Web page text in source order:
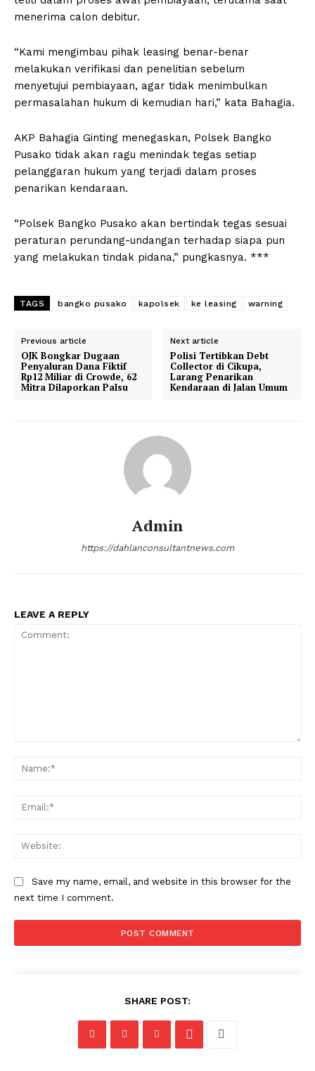
menerima calon debitur.
“Kami mengimbau pihak leasing benar-benar
melakukan verifikasi dan penelitian sebelum
menyetujui pembiayaan, agar tidak menimbulkan
permasalahan hukum di kemudian hari,” kata Bahagia.
AKP Bahagia Ginting menegaskan, Polsek Bangko
Pusako tidak akan ragu menindak tegas setiap
pelanggaran hukum yang terjadi dalam proses
penarikan kendaraan.
“Polsek Bangko Pusako akan bertindak tegas sesuai
peraturan perundang-undangan terhadap siapa pun
yang melakukan tindak pidana,” pungkasnya. ***
TAGS bangko pusako kapolsek ke leasing warning
Previous article
OJK Bongkar Dugaan
Penyaluran Dana Fiktif
Rp12 Miliar di Crowde, 62
Mitra Dilaporkan Palsu
Next article
Polisi Tertibkan Debt
Collector di Cikupa,
Larang Penarikan
Kendaraan di Jalan Umum
Admin
https://dahlanconsultantnews.com
LEAVE A REPLY
Save my name, email, and website in this browser for the
next time I comment.
SHARE POST: